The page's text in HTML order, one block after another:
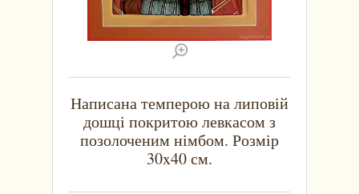
Написана темперою на липовій
дошці покритою левкасом з
позолоченим німбом. Розмір
30x40 см.